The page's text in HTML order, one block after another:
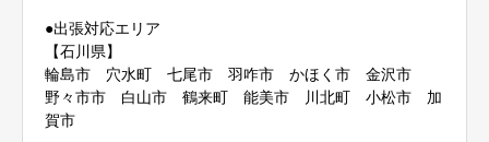
●出張対応エリア
【石川県】
輪島市 穴水町 七尾市 羽咋市 かほく市 金沢市
野々市市 白山市 鶴来町 能美市 川北町 小松市 加
賀市